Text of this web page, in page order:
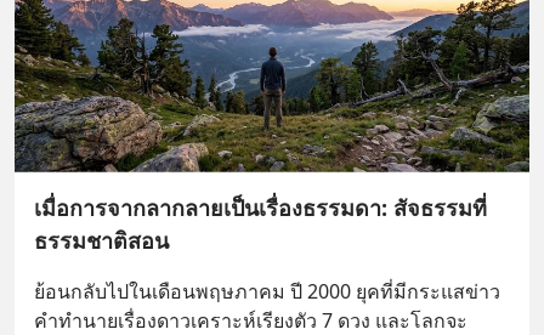
เมื่อการจากลากลายเป็นเรื่องธรรมดา: สัจธรรมที่
ธรรมชาติสอน
ย้อนกลับไปในเดือนพฤษภาคม ปี 2000 ยุคที่มีกระแสข่าว
คำทำนายเรื่องดาวเคราะห์เรียงตัว 7 ดวง และโลกจะ